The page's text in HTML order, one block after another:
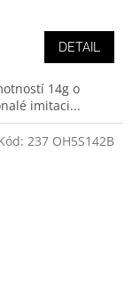
DETAIL
14g o
imitaci...
237 OH5S142B